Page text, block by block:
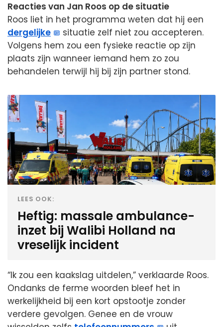
Reacties van Jan Roos op de situatie
Roos liet in het programma weten dat hij een
dergelijke
situatie zelf niet zou accepteren.
Volgens hem zou een fysieke reactie op zijn
plaats zijn wanneer iemand hem zo zou
behandelen terwijl hij bij zijn partner stond.
LEES OOK:
Heftig: massale ambulance-
inzet bij Walibi Holland na
vreselijk incident
“Ik zou een kaakslag uitdelen,” verklaarde Roos.
Ondanks de ferme woorden bleef het in
werkelijkheid bij een kort opstootje zonder
verdere gevolgen. Genee en de vrouw